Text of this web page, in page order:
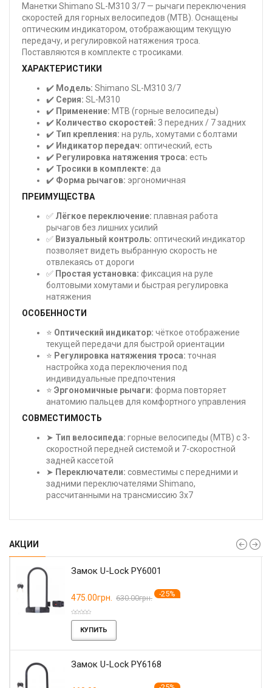
Манетки Shimano SL-M310 3/7 — рычаги переключения
скоростей для горных велосипедов (MTB). Оснащены
оптическим индикатором, отображающим текущую
передачу, и регулировкой натяжения троса.
Поставляются в комплекте с тросиками.
ХАРАКТЕРИСТИКИ
✔️ Модель: Shimano SL-M310 3/7
✔️ Серия: SL-M310
✔️ Применение: MTB (горные велосипеды)
✔️ Количество скоростей: 3 передних / 7 задних
✔️ Тип крепления: на руль, хомутами с болтами
✔️ Индикатор передач: оптический, есть
✔️ Регулировка натяжения троса: есть
✔️ Тросики в комплекте: да
✔️ Форма рычагов: эргономичная
ПРЕИМУЩЕСТВА
✅ Лёгкое переключение: плавная работа
рычагов без лишних усилий
✅ Визуальный контроль: оптический индикатор
позволяет видеть выбранную скорость не
отвлекаясь от дороги
✅ Простая установка: фиксация на руле
болтовыми хомутами и быстрая регулировка
натяжения
ОСОБЕННОСТИ
⭐ Оптический индикатор: чёткое отображение
текущей передачи для быстрой ориентации
⭐ Регулировка натяжения троса: точная
настройка хода переключения под
индивидуальные предпочтения
⭐ Эргономичные рычаги: форма повторяет
анатомию пальцев для комфортного управления
СОВМЕСТИМОСТЬ
➤ Тип велосипеда: горные велосипеды (MTB) с 3-
скоростной передней системой и 7-скоростной
задней кассетой
➤ Переключатели: совместимы с передними и
задними переключателями Shimano,
рассчитанными на трансмиссию 3x7
АКЦИИ
Замок U-Lock PY6001
475.00грн. 630.00грн. -25%
КУПИТЬ
Замок U-Lock PY6168